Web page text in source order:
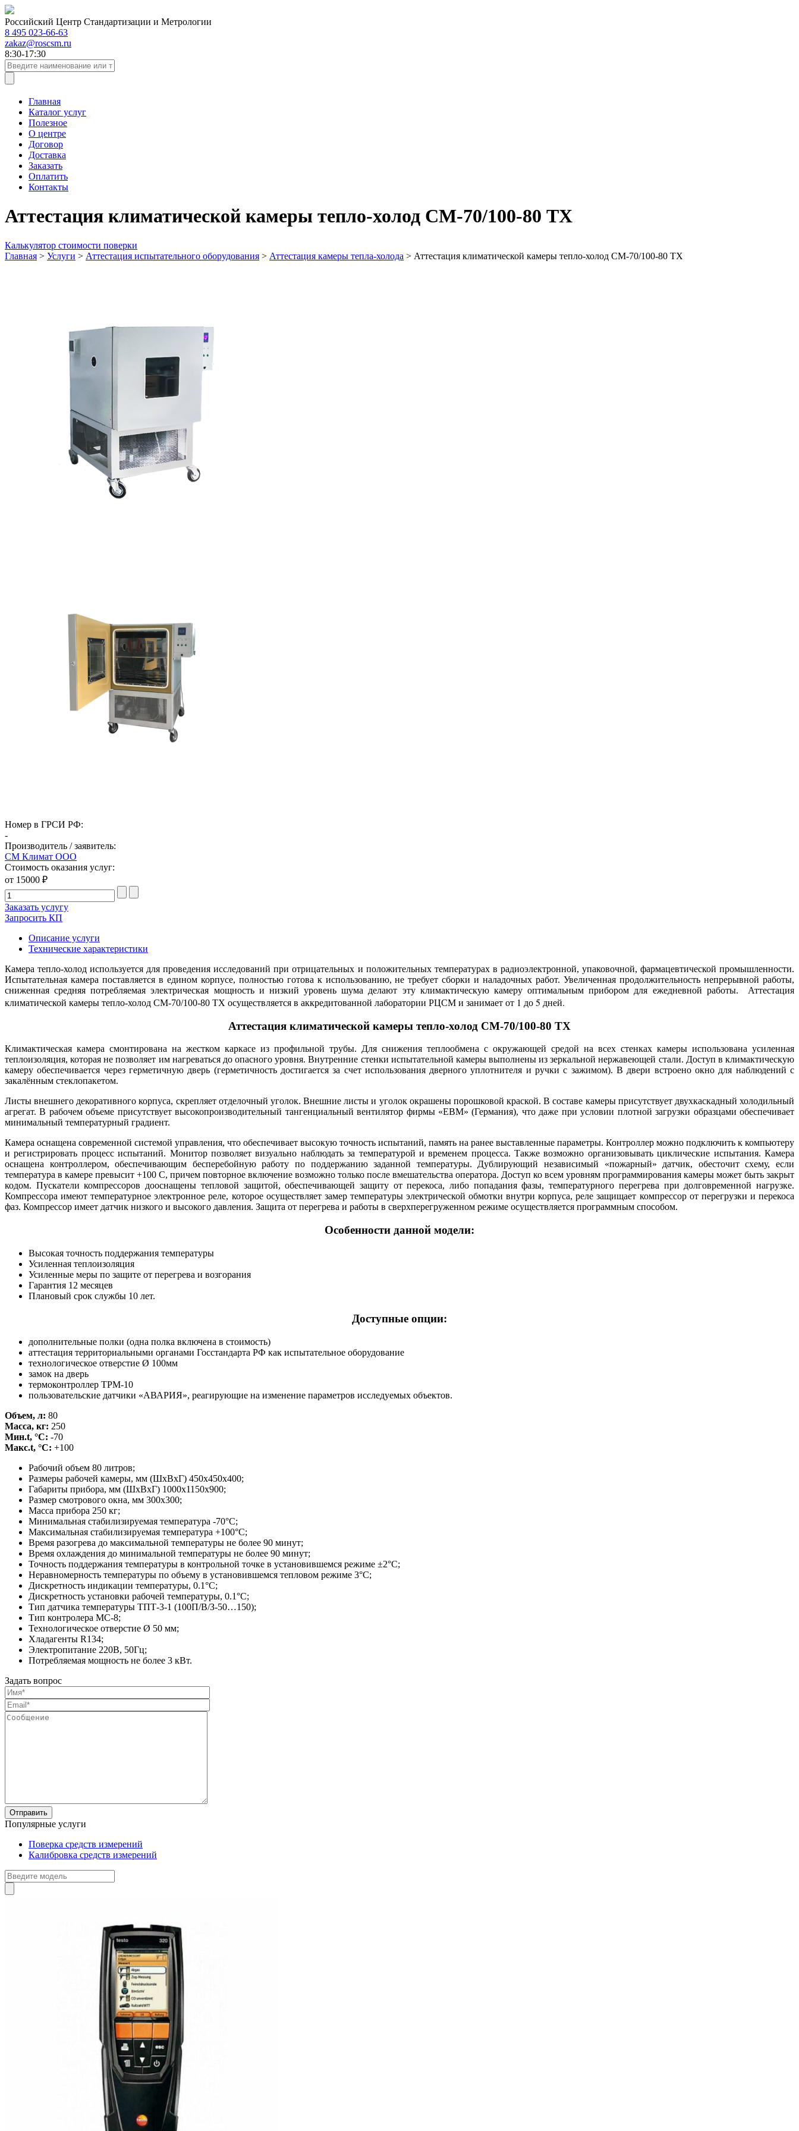
Российский Центр Стандартизации и Метрологии
8 495 023-66-63
zakaz@roscsm.ru
8:30-17:30
Главная
Каталог услуг
Полезное
О центре
Договор
Доставка
Заказать
Оплатить
Контакты
Аттестация климатической камеры тепло-холод СМ-70/100-80 ТХ
Калькулятор стоимости поверки
Главная > Услуги > Аттестация испытательного оборудования > Аттестация камеры тепла-холода > Аттестация климатической камеры тепло-холод СМ-70/100-80 ТХ
Номер в ГРСИ РФ:
-
Производитель / заявитель:
СМ Климат ООО
Стоимость оказания услуг:
от 15000 ₽
Заказать услугу
Запросить КП
Описание услуги
Технические характеристики
Камера тепло-холод используется для проведения исследований при отрицательных и положительных температурах в радиоэлектронной, упаковочной, фармацевтической промышленности.
Испытательная камера поставляется в едином корпусе, полностью готова к использованию, не требует сборки и наладочных работ. Увеличенная продолжительность непрерывной работы,
сниженная средняя потребляемая электрическая мощность и низкий уровень шума делают эту климактическую камеру оптимальным прибором для ежедневной работы. Аттестация
климатической камеры тепло-холод СМ-70/100-80 ТХ осуществляется в аккредитованной лаборатории РЦСМ и занимает от 1 до 5 дней.
Аттестация климатической камеры тепло-холод СМ-70/100-80 ТХ
Климактическая камера смонтирована на жестком каркасе из профильной трубы. Для снижения теплообмена с окружающей средой на всех стенках камеры использована усиленная
теплоизоляция, которая не позволяет им нагреваться до опасного уровня. Внутренние стенки испытательной камеры выполнены из зеркальной нержавеющей стали. Доступ в климактическую
камеру обеспечивается через герметичную дверь (герметичность достигается за счет использования дверного уплотнителя и ручки с зажимом). В двери встроено окно для наблюдений с
закалённым стеклопакетом.
Листы внешнего декоративного корпуса, скрепляет отделочный уголок. Внешние листы и уголок окрашены порошковой краской. В составе камеры присутствует двухкаскадный холодильный
агрегат. В рабочем объеме присутствует высокопроизводительный тангенциальный вентилятор фирмы «EBM» (Германия), что даже при условии плотной загрузки образцами обеспечивает
минимальный температурный градиент.
Камера оснащена современной системой управления, что обеспечивает высокую точность испытаний, память на ранее выставленные параметры. Контроллер можно подключить к компьютеру
и регистрировать процесс испытаний. Монитор позволяет визуально наблюдать за температурой и временем процесса. Также возможно организовывать циклические испытания. Камера
оснащена контроллером, обеспечивающим бесперебойную работу по поддержанию заданной температуры. Дублирующий независимый «пожарный» датчик, обесточит схему, если
температура в камере превысит +100 С, причем повторное включение возможно только после вмешательства оператора. Доступ ко всем уровням программирования камеры может быть закрыт
кодом. Пускатели компрессоров дооснащены тепловой защитой, обеспечивающей защиту от перекоса, либо попадания фазы, температурного перегрева при долговременной нагрузке.
Компрессора имеют температурное электронное реле, которое осуществляет замер температуры электрической обмотки внутри корпуса, реле защищает компрессор от перегрузки и перекоса
фаз. Компрессор имеет датчик низкого и высокого давления. Защита от перегрева и работы в сверхперегруженном режиме осуществляется программным способом.
Особенности данной модели:
Высокая точность поддержания температуры
Усиленная теплоизоляция
Усиленные меры по защите от перегрева и возгорания
Гарантия 12 месяцев
Плановый срок службы 10 лет.
Доступные опции:
дополнительные полки (одна полка включена в стоимость)
аттестация территориальными органами Госстандарта РФ как испытательное оборудование
технологическое отверстие Ø 100мм
замок на дверь
термоконтроллер ТРМ-10
пользовательские датчики «АВАРИЯ», реагирующие на изменение параметров исследуемых объектов.
Объем, л: 80
Масса, кг: 250
Мин.t, °С: -70
Макс.t, °С: +100
Рабочий объем 80 литров;
Размеры рабочей камеры, мм (ШхВхГ) 450х450х400;
Габариты прибора, мм (ШхВхГ) 1000х1150х900;
Размер смотрового окна, мм 300х300;
Масса прибора 250 кг;
Минимальная стабилизируемая температура -70°С;
Максимальная стабилизируемая температура +100°С;
Время разогрева до максимальной температуры не более 90 минут;
Время охлаждения до минимальной температуры не более 90 минут;
Точность поддержания температуры в контрольной точке в установившемся режиме ±2°С;
Неравномерность температуры по объему в установившемся тепловом режиме 3°С;
Дискретность индикации температуры, 0.1°С;
Дискретность установки рабочей температуры, 0.1°С;
Тип датчика температуры ТПТ-3-1 (100П/В/З-50…150);
Тип контролера МС-8;
Технологическое отверстие Ø 50 мм;
Хладагенты R134;
Электропитание 220В, 50Гц;
Потребляемая мощность не более 3 кВт.
Задать вопрос
Популярные услуги
Поверка средств измерений
Калибровка средств измерений